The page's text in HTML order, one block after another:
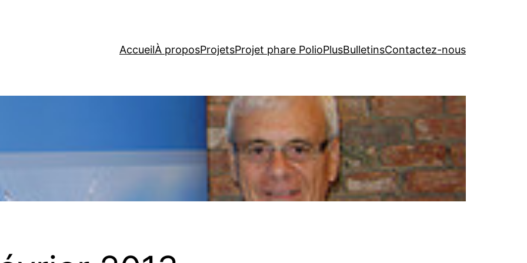
AccueilÀ proposProjetsProjet phare PolioPlusBulletinsContactez-nous